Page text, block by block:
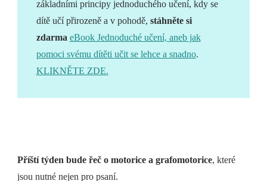
základními principy jednoduchého učení, kdy se
dítě učí přirozeně a v pohodě, stáhněte si
zdarma eBook Jednoduché učení, aneb jak
pomoci svému dítěti učit se lehce a snadno.
KLIKNĚTE ZDE.
Příští týden bude řeč o motorice a grafomotorice, které
jsou nutné nejen pro psaní.